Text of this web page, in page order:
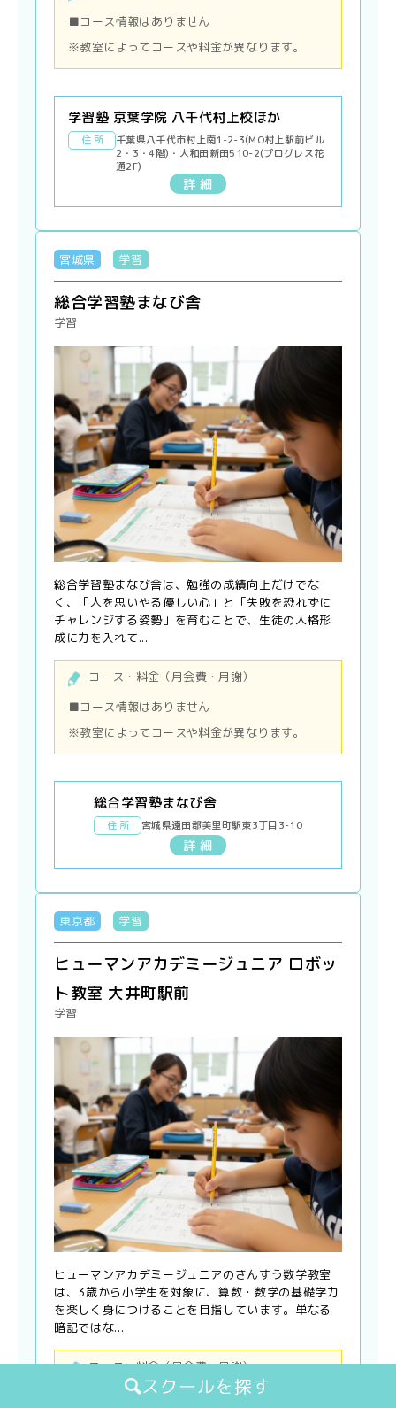
スクールを探す
■コース情報はありません
※教室によってコースや料金が異なります。
学習塾 京葉学院 八千代村上校ほか
住 所
千葉県八千代市村上南1-2-3(MO村上駅前ビル
2・3・4階)・大和田新田510-2(プログレス花
通2F)
詳 細
宮城県 学習
総合学習塾まなび舎
学習
総合学習塾まなび舎は、勉強の成績向上だけでな
く、「人を思いやる優しい心」と「失敗を恐れずに
チャレンジする姿勢」を育むことで、生徒の人格形
成に力を入れて...
コース・料金（月会費・月謝）
■コース情報はありません
※教室によってコースや料金が異なります。
総合学習塾まなび舎
住 所 宮城県遠田郡美里町駅東3丁目3-10
詳 細
東京都 学習
ヒューマンアカデミージュニア ロボッ
ト教室 大井町駅前
学習
ヒューマンアカデミージュニアのさんすう数学教室
は、3歳から小学生を対象に、算数・数学の基礎学力
を楽しく身につけることを目指しています。単なる
暗記ではな...
コース・料金（月会費・月謝）
■コース情報はありません